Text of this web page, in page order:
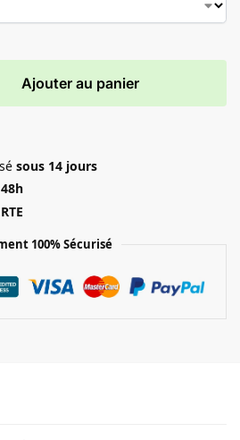
Ajouter au panier
sous 14 jours
100% Sécurisé